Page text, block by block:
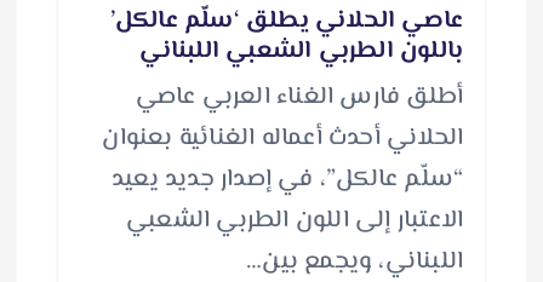
عاصي الحلاني يطلق ‘سلّم عالكل’
باللون الطربي الشعبي اللبناني
أطلق فارس الغناء العربي عاصي
الحلاني أحدث أعماله الغنائية بعنوان
“سلّم عالكل”، في إصدار جديد يعيد
الاعتبار إلى اللون الطربي الشعبي
اللبناني، ويجمع بين…